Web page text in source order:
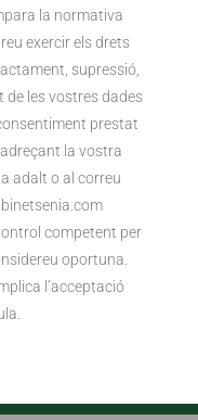
la normativa
exercir els drets
supressió,
les vostres dades
prestat
la vostra
adalt o al correu
competent per
oportuna.
l’acceptació